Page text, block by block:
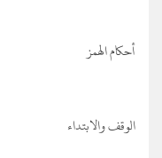
أحكام الهمز
الوقف والابتداء